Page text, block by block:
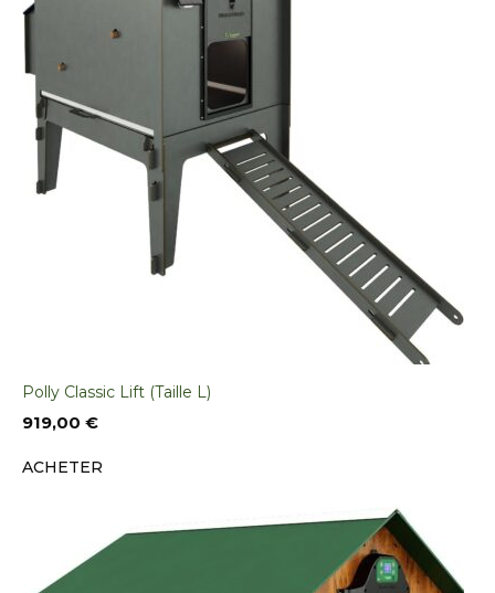
Polly Classic Lift (Taille L)
919,00 €
ACHETER